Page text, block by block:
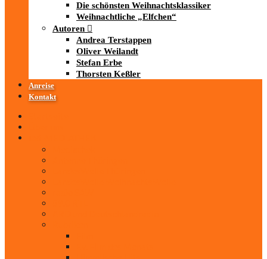
Die schönsten Weihnachtsklassiker
Weihnachtliche „Elfchen“
Autoren
Andrea Terstappen
Oliver Weilandt
Stefan Erbe
Thorsten Keßler
Anreise
Kontakt